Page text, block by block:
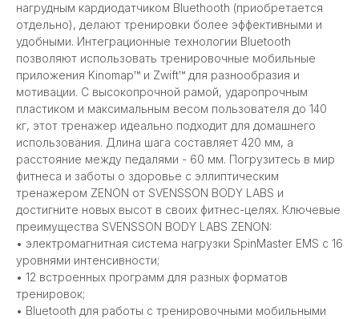
нагрудным кардиодатчиком Bluethooth (приобретается
отдельно), делают тренировки более эффективными и
удобными. Интеграционные технологии Bluetooth
позволяют использовать тренировочные мобильные
приложения Kinomap™ и Zwift™ для разнообразия и
мотивации. С высокопрочной рамой, ударопрочным
пластиком и максимальным весом пользователя до 140
кг, этот тренажер идеально подходит для домашнего
использования. Длина шага составляет 420 мм, а
расстояние между педалями - 60 мм. Погрузитесь в мир
фитнеса и заботы о здоровье с эллиптическим
тренажером ZENON от SVENSSON BODY LABS и
достигните новых высот в своих фитнес-целях. Ключевые
преимущества SVENSSON BODY LABS ZENON:
• электромагнитная система нагрузки SpinMaster EMS с 16
уровнями интенсивности;
• 12 встроенных программ для разных форматов
тренировок;
• Bluetooth для работы с тренировочными мобильными